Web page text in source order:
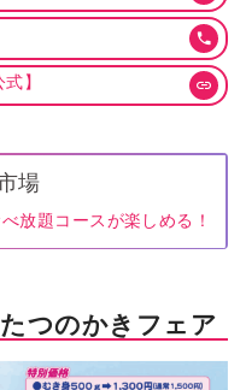
】
場
放題コースが楽しめる！
つのかきフェア